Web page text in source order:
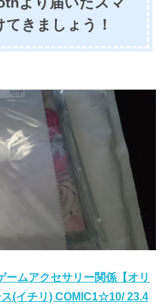
きましょう！
ームアクセサリー関係【オリ
(イチリ) COMIC1☆10/ 23.4